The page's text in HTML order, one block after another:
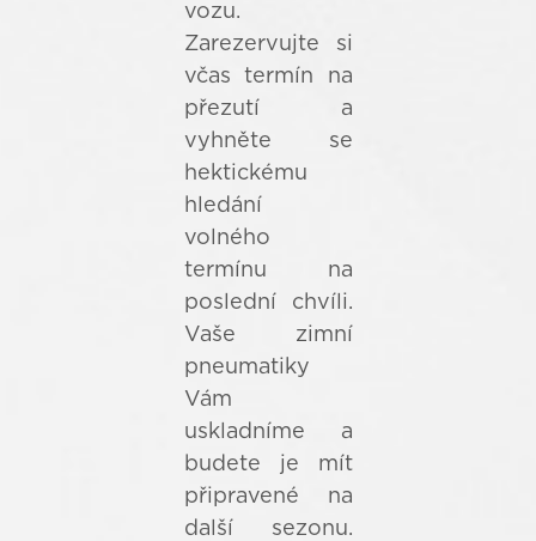
vozu.
Zarezervujte si
včas termín na
přezutí a
vyhněte se
hektickému
hledání
volného
termínu na
poslední chvíli.
Vaše zimní
pneumatiky
Vám
uskladníme a
budete je mít
připravené na
další sezonu.